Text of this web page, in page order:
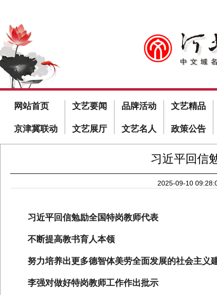
网站首页 文艺要闻 品牌活动 文艺精品
京津冀联动 文艺展厅 文艺名人 政策公告
习近平回信
2025-09-10
习近平回信勉励全国特岗教师代表
不断提高教书育人本领
努力培养出更多德智体美劳全面发展的社会主义
李强对做好特岗教师工作作出批示